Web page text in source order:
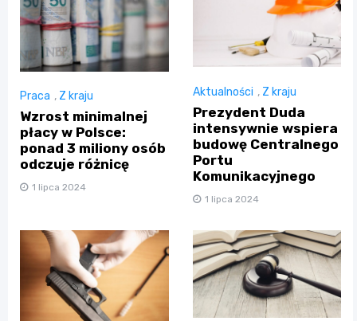
Praca , Z kraju
Wzrost minimalnej
płacy w Polsce:
ponad 3 miliony osób
odczuje różnicę
1 lipca 2024
Aktualności , Z kraju
Prezydent Duda
intensywnie wspiera
budowę Centralnego
Portu
Komunikacyjnego
1 lipca 2024